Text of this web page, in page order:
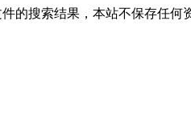
件的搜索结果，本站不保存任